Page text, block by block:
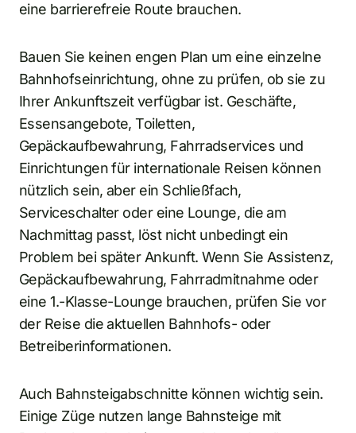
eine barrierefreie Route brauchen.
Bauen Sie keinen engen Plan um eine einzelne
Bahnhofseinrichtung, ohne zu prüfen, ob sie zu
Ihrer Ankunftszeit verfügbar ist. Geschäfte,
Essensangebote, Toiletten,
Gepäckaufbewahrung, Fahrradservices und
Einrichtungen für internationale Reisen können
nützlich sein, aber ein Schließfach,
Serviceschalter oder eine Lounge, die am
Nachmittag passt, löst nicht unbedingt ein
Problem bei später Ankunft. Wenn Sie Assistenz,
Gepäckaufbewahrung, Fahrradmitnahme oder
eine 1.-Klasse-Lounge brauchen, prüfen Sie vor
der Reise die aktuellen Bahnhofs- oder
Betreiberinformationen.
Auch Bahnsteigabschnitte können wichtig sein.
Einige Züge nutzen lange Bahnsteige mit